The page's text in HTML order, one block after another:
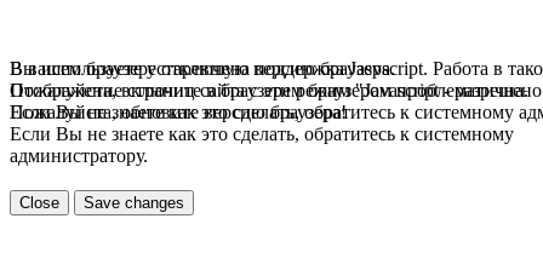
В вашем браузере отключена поддержка Jasvscript. Работа в
Пожалуйста, включите в браузере режим "Javascript -
Если Вы не знаете как это сделать, обратитесь к системному
Вы используете устаревшую версию браузера.
Отображение страниц сайта с этим браузером проблематична.
Пожалуйста, обновите версию браузера!
Если Вы не знаете как это сделать, обратитесь к системному
администратору.
Close Save changes